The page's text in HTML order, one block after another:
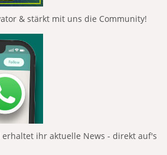
& stärkt mit uns die Community!
erhaltet ihr aktuelle News - direkt auf's